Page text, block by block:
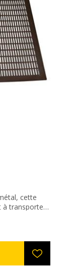
cette
à transporter
des
(ref.
deuxième